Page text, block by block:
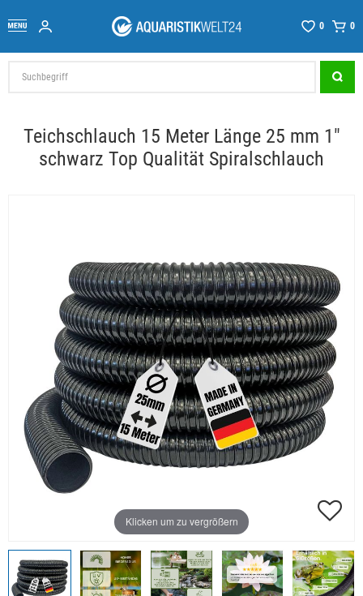
0 0
Teichschlauch 15 Meter Länge 25 mm 1"
schwarz Top Qualität Spiralschlauch
Klicken um zu vergrößern